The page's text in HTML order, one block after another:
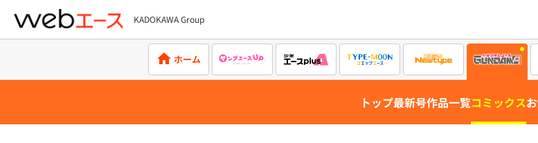
webエース
KADOKAWA Group
ホーム
トップ最新号作品一覧コミックス